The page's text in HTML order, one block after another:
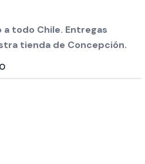
todo Chile. Entregas
tienda de Concepción.